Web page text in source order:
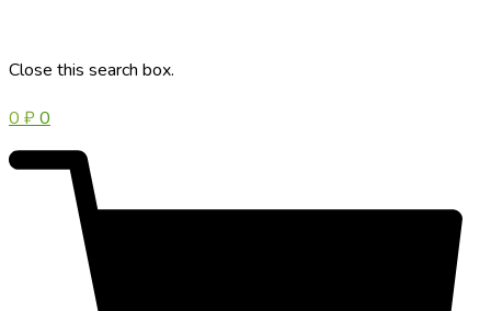
Close this search box.
0 ₽0